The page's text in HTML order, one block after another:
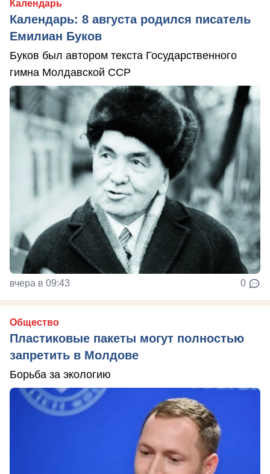
Календарь
Календарь: 8 августа родился писатель
Емилиан Буков
Буков был автором текста Государственного
гимна Молдавской ССР
вчера в 09:43 0
Общество
Пластиковые пакеты могут полностью
запретить в Молдове
Борьба за экологию